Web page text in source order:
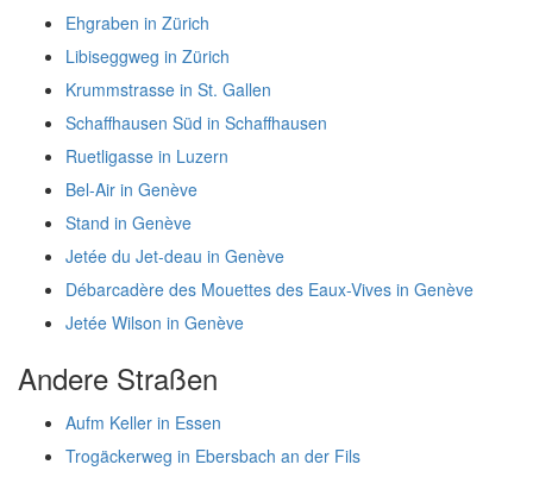
Ehgraben in Zürich
Libiseggweg in Zürich
Krummstrasse in St. Gallen
Schaffhausen Süd in Schaffhausen
Ruetligasse in Luzern
Bel-Air in Genève
Stand in Genève
Jetée du Jet-deau in Genève
Débarcadère des Mouettes des Eaux-Vives in Genève
Jetée Wilson in Genève
Andere Straßen
Aufm Keller in Essen
Trogäckerweg in Ebersbach an der Fils